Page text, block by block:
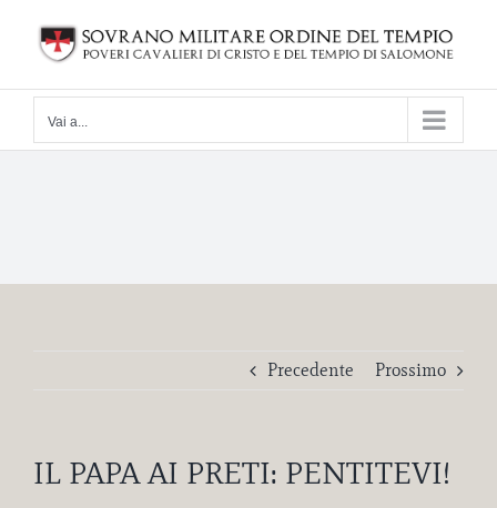
contenuto
Vai a...
Precedente Prossimo
IL PAPA AI PRETI: PENTITEVI!